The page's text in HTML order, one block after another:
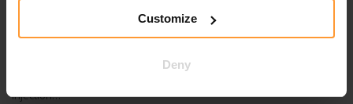
Customize
Deny
Injection…